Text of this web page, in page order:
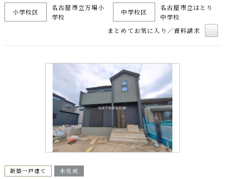
小学校区
名古屋市立万場小
学校
中学校区
名古屋市立はとり
中学校
まとめてお気に入り／資料請求
新築一戸建て 未完成